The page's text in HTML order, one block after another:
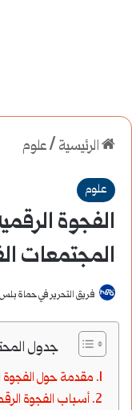
الرئيسية /علوم
علوم
الفجوة
المجتمعات
فريق التحرير في حماة بلس
جدول
مقدمة حول الفجوة
أسباب الفجوة